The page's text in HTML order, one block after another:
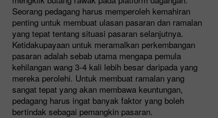
Seorang pedagang harus memperoleh kemahiran
penting untuk membuat ulasan pasaran dan ramalan
yang tepat tentang situasi pasaran selanjutnya.
Ketidakupayaan untuk meramalkan perkembangan
pasaran adalah sebab utama mengapa pemula
kehilangan wang 3-4 kali lebih besar daripada yang
mereka perolehi. Untuk membuat ramalan yang
sangat tepat yang akan membawa keuntungan,
pedagang harus ingat banyak faktor yang boleh
bertindak sebagai pemangkin pasaran.